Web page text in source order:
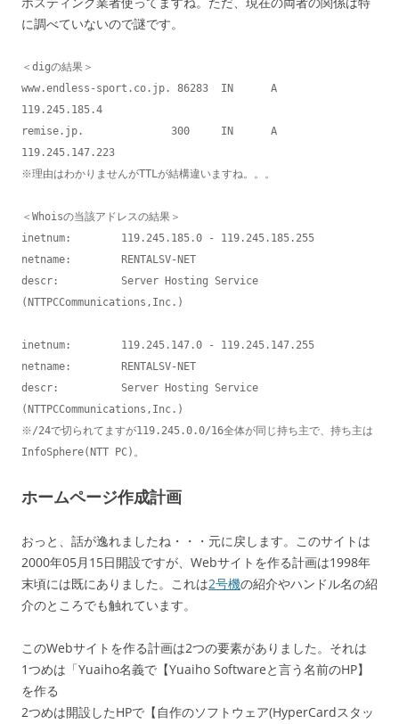
に調べていないので謎です。
＜digの結果＞
www.endless-sport.co.jp. 86283	IN	A
119.245.185.4
remise.jp.		300	IN	A
119.245.147.223
※理由はわかりませんがTTLが結構違いますね。。。
＜Whoisの当該アドレスの結果＞
inetnum:        119.245.185.0 - 119.245.185.255
netname:        RENTALSV-NET
descr:          Server Hosting Service
(NTTPCCommunications,Inc.)
inetnum:        119.245.147.0 - 119.245.147.255
netname:        RENTALSV-NET
descr:          Server Hosting Service
(NTTPCCommunications,Inc.)
※/24で切られてますが119.245.0.0/16全体が同じ持ち主で、持ち主は
InfoSphere(NTT PC)。
ホームページ作成計画
おっと、話が逸れましたね・・・元に戻します。このサイトは
2000年05月15日開設ですが、Webサイトを作る計画は1998年
末頃には既にありました。これは2号機の紹介やハンドル名の紹
介のところでも触れています。
このWebサイトを作る計画は2つの要素がありました。それは
1つめは「Yuaiho名義で【Yuaiho Softwareと言う名前のHP】
を作る
2つめは開設したHPで【自作のソフトウェア(HyperCardスタッ